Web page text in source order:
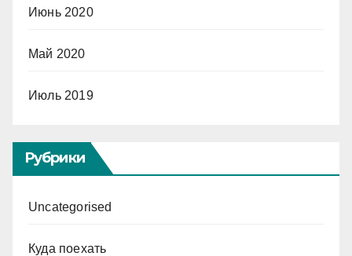
Июнь 2020
Май 2020
Июль 2019
Рубрики
Uncategorised
Куда поехать